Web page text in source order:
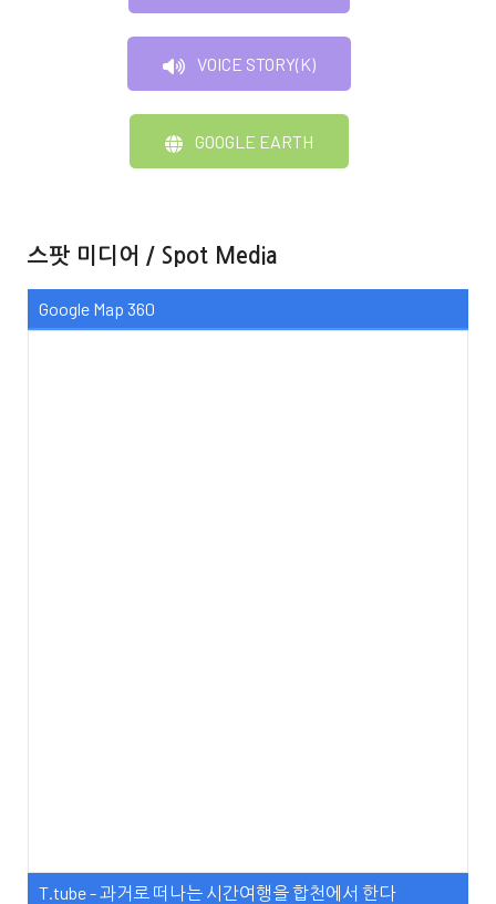
VOICE STORY(K)
GOOGLE EARTH
스팟 미디어 / Spot Media
Google Map 360
T.tube - 과거로 떠나는 시간여행을 합천에서 한다